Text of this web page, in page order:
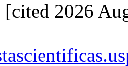
[cited 2026